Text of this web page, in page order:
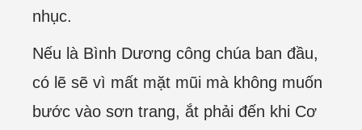
nhục.
Nếu là Bình Dương công chúa ban đầu,
có lẽ sẽ vì mất mặt mũi mà không muốn
bước vào sơn trang, ắt phải đến khi Cơ